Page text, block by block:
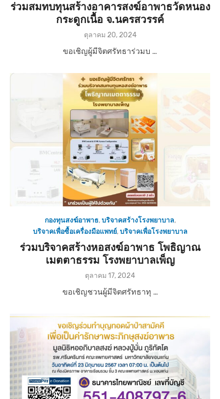
ร่วมสมทบทุนสร้างอาคารสงฆ์อาพาธวัดหนอง
กระดูกเนื้อ จ.นครสวรรค์
P
s
d
o
n
ตุลาคม 20, 2024
ขอเชิญผู้มีจิตศรัทธาร่วมบ …
กองทุนสงฆ์อาพาธ,บริจาคสร้างโรงพยาบาล,
บริจาคเพื่อซื้อเครื่องมือแพทย์,บริจาคเพื่อโรงพยาบาล
ร่วมบริจาคสร้างหอสงฆ์อาพาธ โพธิญาณ
เมตตาธรรม โรงพยาบาลเพ็ญ
P
s
d
o
n
ตุลาคม 17, 2024
ขอเชิญชวนผู้มีจิตศรัทธาทุ …